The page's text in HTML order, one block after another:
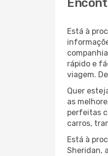
Está à
rápido e
viagem.
Quer
as
perfeitas
carros,
Está à
Sheridan,